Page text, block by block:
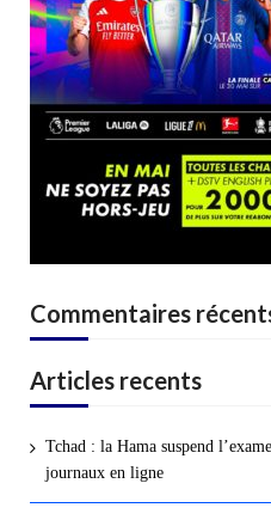
Commentaires
Articles recents
Tchad : la Hama suspend
journaux en ligne